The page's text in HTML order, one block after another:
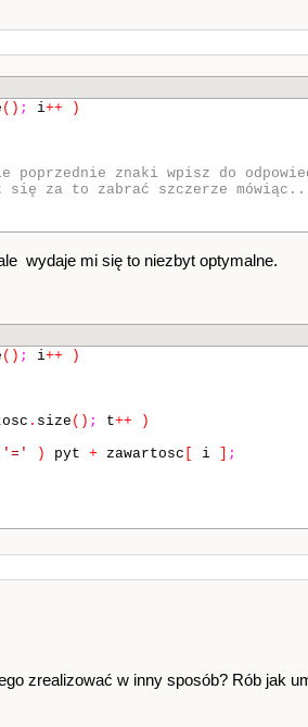
() ; i++
)
znaki wpisz do
za to zabrać szczerze
wydaje mi się to niezbyt optymalne.
() ; i++
)
. size () ; t++
)
'=' ) pyt + zawartosc i
;
zrealizować w inny sposób? Rób jak